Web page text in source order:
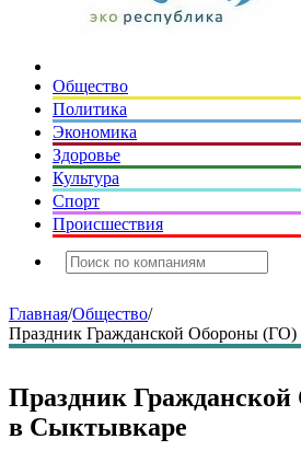
Общество
Политика
Экономика
Здоровье
Культура
Спорт
Происшествия
Главная/Общество/
Праздник Гражданской Обороны
Праздник
в Сыктывкаре